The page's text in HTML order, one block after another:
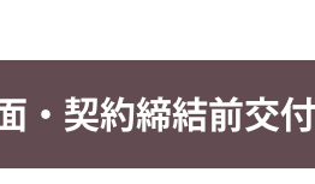
・契約締結前交